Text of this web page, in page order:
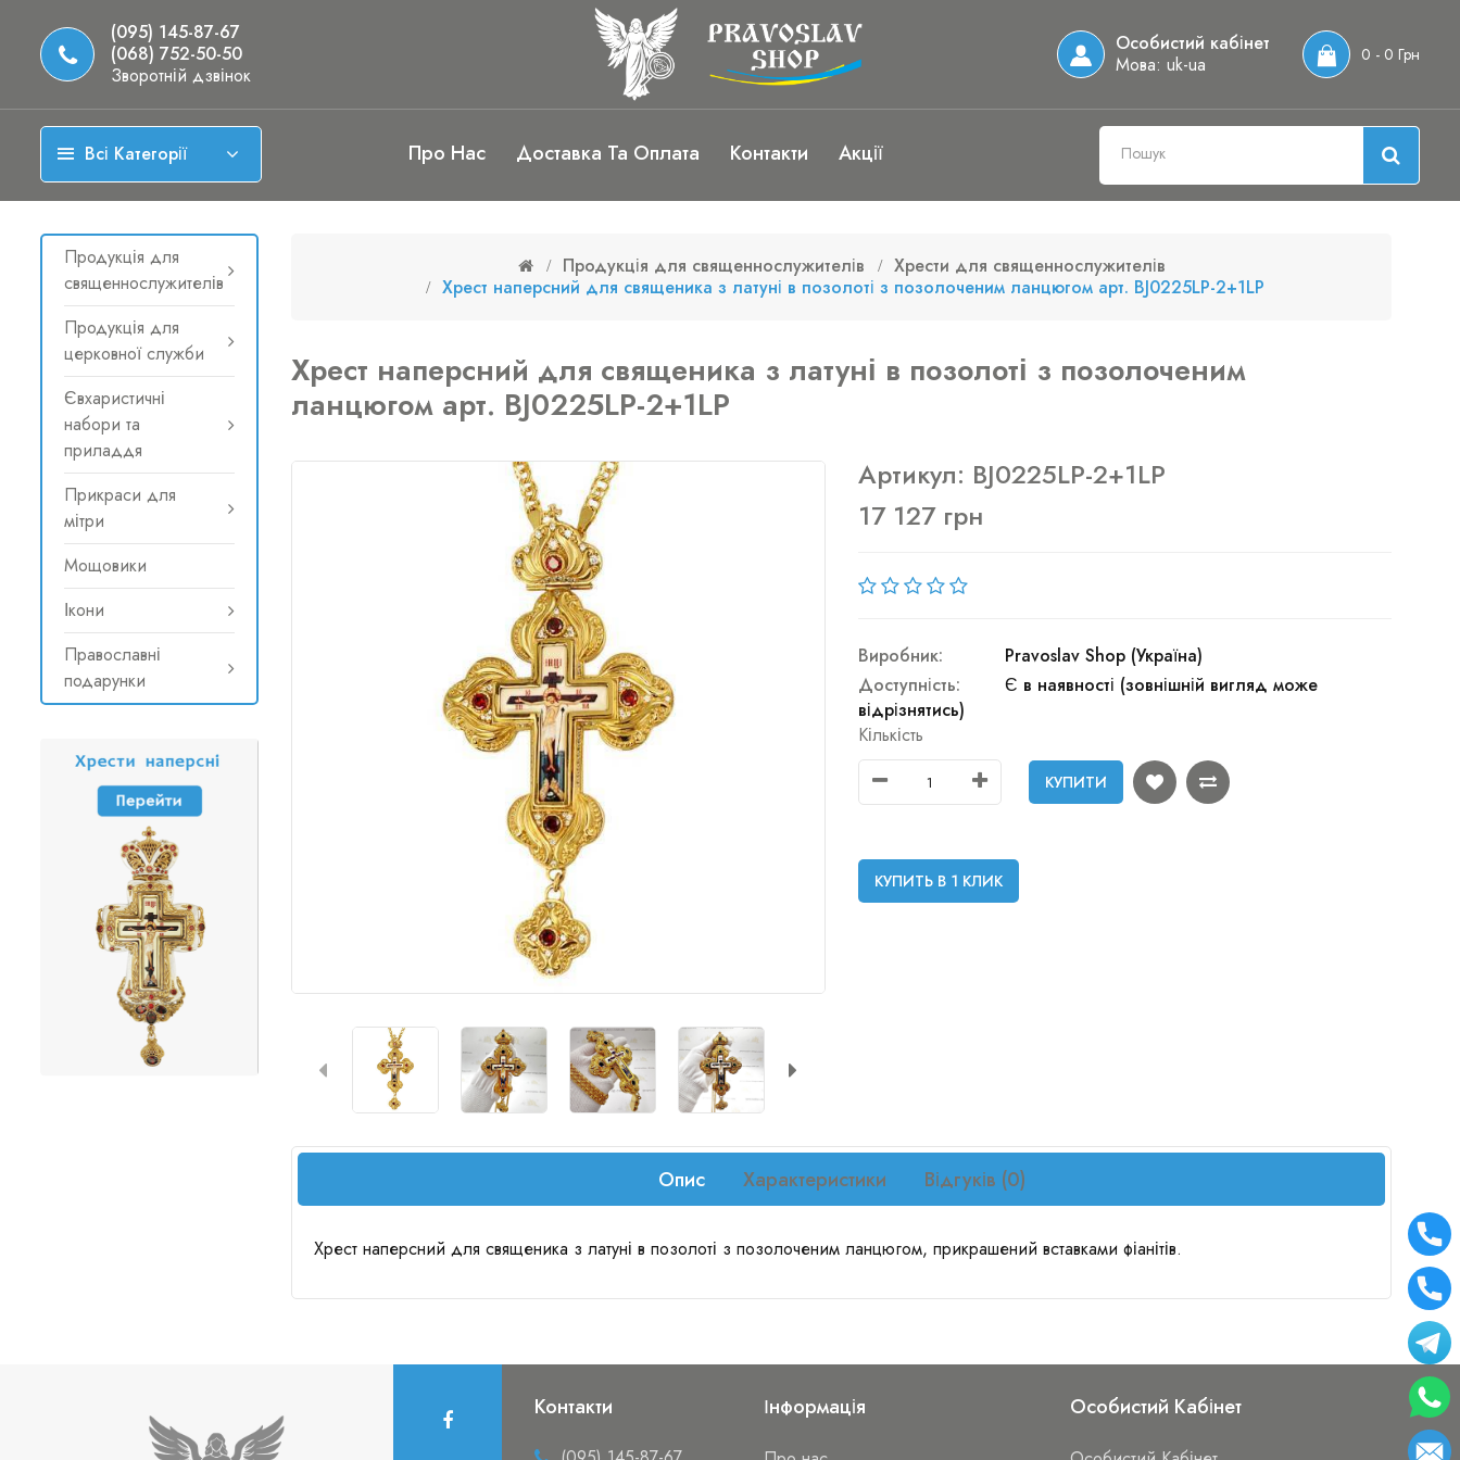
(095) 145-87-67
(068) 752-50-50
Зворотній дзвінок
Особистий кабінет
Мова: uk-ua 0 - 0 Грн
Всі Категорії Про Нас Доставка Та Оплата Контакти Акції
Продукція для
священнослужителів
Продукція для
церковної служби
Євхаристичні
набори та
приладдя
Прикраси для
мітри
Мощовики
Ікони
Православні
подарунки
Продукція для священнослужителів
Хрести для священнослужителів
Хрест наперсний для священика з латуні в позолоті з позолоченим ланцюгом арт. BJ0225LP-2+1LP
Хрест наперсний для священика з латуні в позолоті з позолоченим
ланцюгом арт. BJ0225LP-2+1LP
Артикул: BJ0225LP-2+1LP
17 127 грн
Виробник:
Pravoslav Shop (Україна)
Доступність:
Є в наявності (зовнішній вигляд може
відрізнятись)
Кількість
КУПИТИ
КУПИТЬ В 1 КЛИК
Опис Характеристики Відгуків (0)
Хрест наперсний для священика з латуні в позолоті з позолоченим ланцюгом, прикрашений вставками фіанітів.
Контакти Інформація Особистий Кабінет